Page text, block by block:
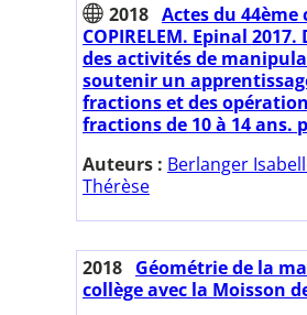
2018 Actes du 44ème
COPIRELEM. Epinal
des activités de
soutenir un
fractions et des
fractions de 10 à 14 ans.
Auteurs : Berlanger
Thérèse
2018 Géométrie de la
collège avec la Moisson